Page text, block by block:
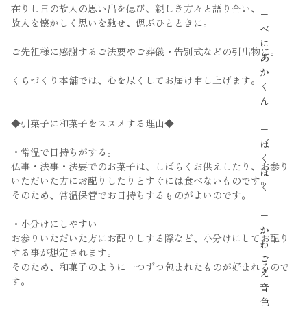
−
べ
に
あ
か
く
ん
−
ぽ
く
ぽ
く
−
か
わ
ご
え
音
色
在りし日の故人の思い出を偲び、親しき方々と語り合い、
故人を懐かしく思いを馳せ、偲ぶひとときに。
ご先祖様に感謝するご法要やご葬儀・告別式などの引出物に。
くらづくり本舗では、心を尽くしてお届け申し上げます。
◆引菓子に和菓子をススメする理由◆
・常温で日持ちがする。
仏事・法事・法要でのお菓子は、しばらくお供えしたり、お参り
いただいた方にお配りしたりとすぐには食べないものです。
そのため、常温保管でお日持ちするものがよいのです。
・小分けにしやすい
お参りいただいた方にお配りしする際など、小分けにしてお配り
する事が想定されます。
そのため、和菓子のように一つずつ包まれたものが好まれるので
す。